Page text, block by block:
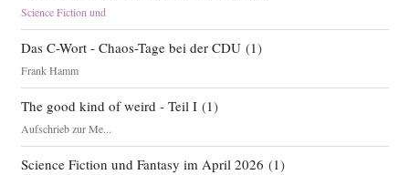
Science Fiction und
Das C-Wort - Chaos-Tage bei der CDU(1)
Frank Hamm
The good kind of weird - Teil I(1)
Aufschrieb zur Me...
Science Fiction und Fantasy im April 2026 (1)